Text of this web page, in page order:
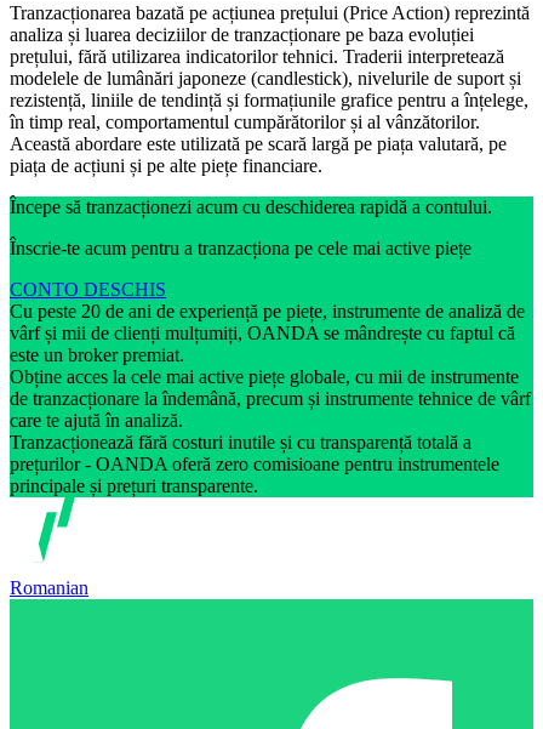
Tranzacționarea bazată pe acțiunea prețului (Price Action) reprezintă
analiza și luarea deciziilor de tranzacționare pe baza evoluției
prețului, fără utilizarea indicatorilor tehnici. Traderii interpretează
modelele de lumânări japoneze (candlestick), nivelurile de suport și
rezistență, liniile de tendință și formațiunile grafice pentru a înțelege,
în timp real, comportamentul cumpărătorilor și al vânzătorilor.
Această abordare este utilizată pe scară largă pe piața valutară, pe
piața de acțiuni și pe alte piețe financiare.
Începe să tranzacționezi acum cu deschiderea rapidă a contului.
Înscrie-te acum pentru a tranzacționa pe cele mai active piețe
CONTO DESCHIS
Cu peste 20 de ani de experiență pe piețe, instrumente de analiză de
vârf și mii de clienți mulțumiți, OANDA se mândrește cu faptul că
este un broker premiat.
Obține acces la cele mai active piețe globale, cu mii de instrumente
de tranzacționare la îndemână, precum și instrumente tehnice de vârf
care te ajută în analiză.
Tranzacționează fără costuri inutile și cu transparență totală a
prețurilor - OANDA oferă zero comisioane pentru instrumentele
principale și prețuri transparente.
Romanian